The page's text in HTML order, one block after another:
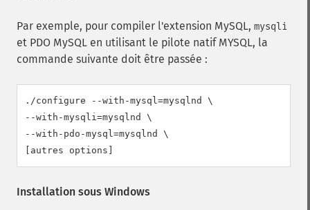
Par exemple, pour compiler l'extension MySQL, mysqli
et PDO MySQL en utilisant le pilote natif MYSQL, la
commande suivante doit être passée :
./configure --with-mysql=mysqlnd \
--with-mysqli=mysqlnd \
--with-pdo-mysql=mysqlnd \
[autres options]
Installation sous Windows